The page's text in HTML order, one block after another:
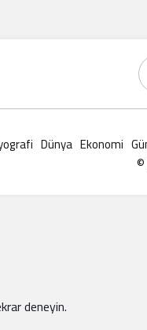
Dünya Ekonomi
©
deneyin.